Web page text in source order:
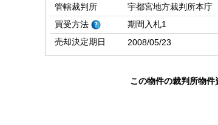
管轄裁判所
宇都宮地方裁判所本庁
買受方法
期間入札1
売却決定期日
2008/05/23
この物件の裁判所物件